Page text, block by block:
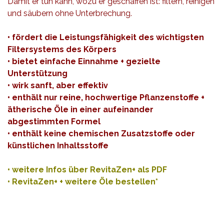
und säubern ohne Unterbrechung.
• fördert die Leistungsfähigkeit des wichtigsten
Filtersystems des Körpers
• bietet einfache Einnahme + gezielte
Unterstützung
• wirk sanft, aber effektiv
• enthält nur reine, hochwertige Pflanzenstoffe +
ätherische Öle in einer aufeinander
abgestimmten Formel
• enthält keine chemischen Zusatzstoffe oder
künstlichen Inhaltsstoffe
• weitere Infos über RevitaZen+ als PDF
• RevitaZen+ + weitere Öle bestellen*